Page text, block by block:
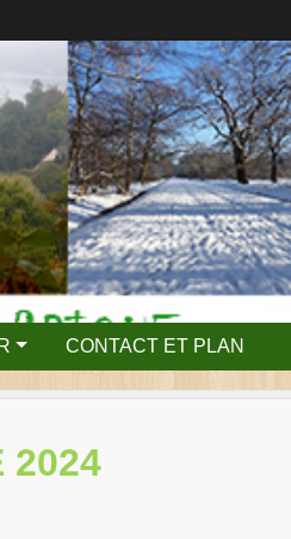
CONTACT ET PLAN
2024